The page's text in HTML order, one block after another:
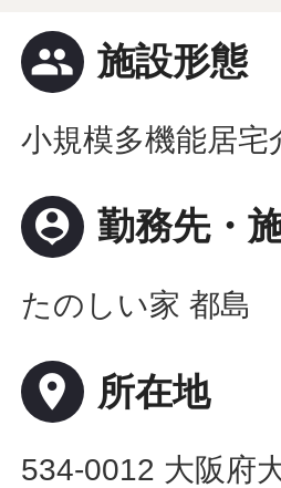
people 施設形態
小規模多機能居宅
person_pin 勤務先・
たのしい家 都島
place 所在地
534-0012 大阪府